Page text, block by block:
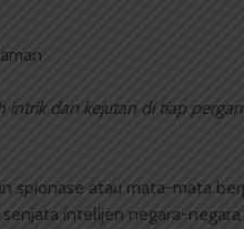
intrik dan kejutan di tiap
spionase atau mata-mata
intelijen negara-